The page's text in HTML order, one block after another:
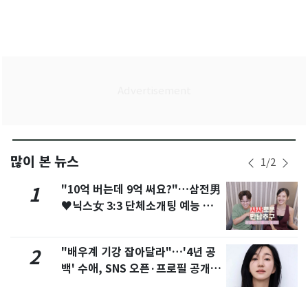
많이 본 뉴스 1/2
1
"10억 버는데 9억 써요?"…삼전男
♥닉스女 3:3 단체소개팅 예능 화
2
"배우계 기강 잡아달라"…'4년 공
백' 수애, SNS 오픈·프로필 공개